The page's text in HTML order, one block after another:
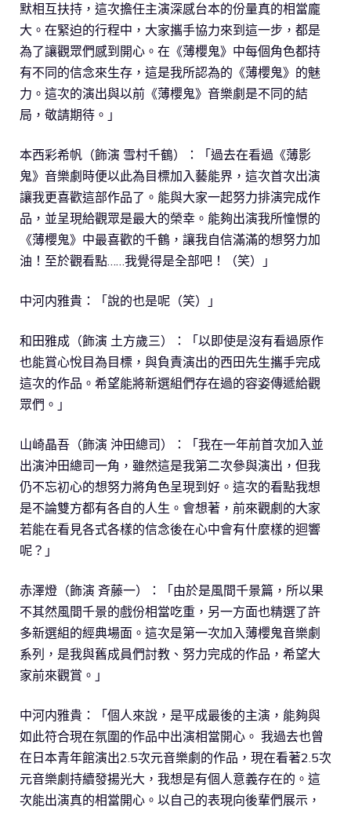
默相互扶持，這次擔任主演深感台本的份量真的相當龐
大。在緊迫的行程中，大家攜手協力來到這一步，都是
為了讓觀眾們感到開心。在《薄櫻鬼》中每個角色都持
有不同的信念來生存，這是我所認為的《薄櫻鬼》的魅
力。這次的演出與以前《薄櫻鬼》音樂劇是不同的結
局，敬請期待。」
本西彩希帆（飾演 雪村千鶴）：「過去在看過《薄影
鬼》音樂劇時便以此為目標加入藝能界，這次首次出演
讓我更喜歡這部作品了。能與大家一起努力排演完成作
品，並呈現給觀眾是最大的榮幸。能夠出演我所憧憬的
《薄櫻鬼》中最喜歡的千鶴，讓我自信滿滿的想努力加
油！至於觀看點……我覺得是全部吧！（笑）」
中河内雅貴：「說的也是呢（笑）」
和田雅成（飾演 土方歲三）：「以即使是沒有看過原作
也能賞心悅目為目標，與負責演出的西田先生攜手完成
這次的作品。希望能將新選組們存在過的容姿傳遞給觀
眾們。」
山崎晶吾（飾演 沖田總司）：「我在一年前首次加入並
出演沖田總司一角，雖然這是我第二次參與演出，但我
仍不忘初心的想努力將角色呈現到好。這次的看點我想
是不論雙方都有各自的人生。會想著，前來觀劇的大家
若能在看見各式各樣的信念後在心中會有什麼樣的迴響
呢？」
赤澤燈（飾演 斉藤一）：「由於是風間千景篇，所以果
不其然風間千景的戲份相當吃重，另一方面也精選了許
多新選組的經典場面。這次是第一次加入薄櫻鬼音樂劇
系列，是我與舊成員們討教、努力完成的作品，希望大
家前來觀賞。」
中河内雅貴：「個人來說，是平成最後的主演，能夠與
如此符合現在氛圍的作品中出演相當開心。 我過去也曾
在日本青年館演出2.5次元音樂劇的作品，現在看著2.5次
元音樂劇持續發揚光大，我想是有個人意義存在的。這
次能出演真的相當開心。以自己的表現向後輩們展示，